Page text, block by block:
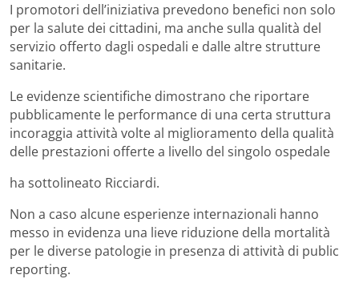
I promotori dell’iniziativa prevedono benefici non solo
per la salute dei cittadini, ma anche sulla qualità del
servizio offerto dagli ospedali e dalle altre strutture
sanitarie.
Le evidenze scientifiche dimostrano che riportare
pubblicamente le performance di una certa struttura
incoraggia attività volte al miglioramento della qualità
delle prestazioni offerte a livello del singolo ospedale
ha sottolineato Ricciardi.
Non a caso alcune esperienze internazionali hanno
messo in evidenza una lieve riduzione della mortalità
per le diverse patologie in presenza di attività di public
reporting.